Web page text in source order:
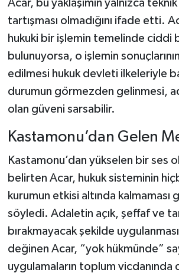
Acar, bu yaklaşımın yalnızca
tartışması olmadığını ifade etti.
hukuki bir işlemin temelinde ciddi
bulunuyorsa, o işlemin
edilmesi hukuk devleti ilkeleriyle
durumun görmezden gelinmesi,
olan güveni sarsabilir.
Kastamonu’dan Gelen
Kastamonu’dan yükselen bir ses
belirten Acar, hukuk sisteminin
kurumun etkisi altında kalmaması
söyledi. Adaletin açık, şeffaf ve
bırakmayacak şekilde
değinen Acar, “yok hükmünde”
uygulamaların toplum vicdanında